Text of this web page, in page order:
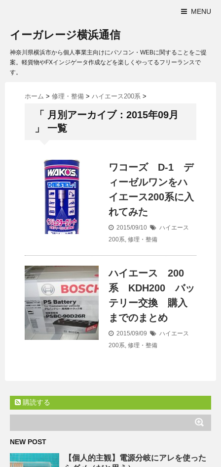
MENU
イーガレージ横浜通信
神奈川県横浜市から個人事業主向けにパソコン・WEBに関することをご提
案。軽貨物やFXインジゲータ作成などを楽しくやってるフリーランスで
す。
ホーム > 修理・整備 > ハイエース200系 >
「 月別アーカイブ：2015年09月
」 一覧
ワコーズ D-1 デ
ィーゼルワンをハ
イエース200系に入
れてみた
2015/09/10
ハイエース
200系, 修理・整備
ハイエース 200
系 KDH200 バッ
テリー交換 購入
までのまとめ
2015/09/09
ハイエース
200系, 修理・整備
購読する
NEW POST
【個人的主観】電源分岐にアレを使った